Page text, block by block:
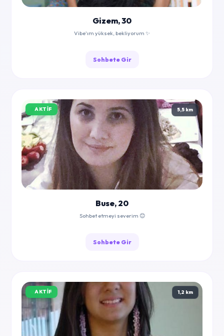
Gizem, 30
Vibe'ım yüksek, bekliyorum ✨
Sohbete Gir
AKTIF 5,5 km
Buse, 20
Sohbet etmeyi severim 😊
Sohbete Gir
AKTIF 1,2 km